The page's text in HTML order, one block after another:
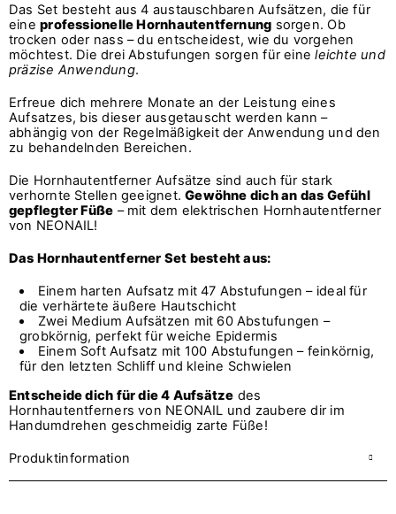
Das Set besteht aus 4 austauschbaren Aufsätzen, die für
eineprofessionelle Hornhautentfernung sorgen. Ob
trocken oder nass – du entscheidest, wie du vorgehen
möchtest. Die drei Abstufungen sorgen für eineleichte und
präzise Anwendung.
Erfreue dich mehrere Monate an der Leistung eines
Aufsatzes, bis dieser ausgetauscht werden kann –
abhängig von der Regelmäßigkeit der Anwendung und den
zu behandelnden Bereichen.
Die Hornhautentferner Aufsätze sind auch für stark
verhornte Stellen geeignet.Gewöhne dich an das Gefühl
gepflegter Füße – mit dem elektrischen Hornhautentferner
von NEONAIL!
Das Hornhautentferner Set besteht aus:
Einem harten Aufsatz mit 47 Abstufungen – ideal für
die verhärtete äußere Hautschicht
Zwei Medium Aufsätzen mit 60 Abstufungen –
grobkörnig, perfekt für weiche Epidermis
Einem Soft Aufsatz mit 100 Abstufungen – feinkörnig,
für den letzten Schliff und kleine Schwielen
Entscheide dich für die 4 Aufsätze des
Hornhautentferners von NEONAIL und zaubere dir im
Handumdrehen geschmeidig zarte Füße!
Produktinformation